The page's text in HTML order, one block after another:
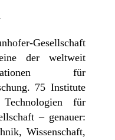
der weltweit
für
75 Institute
Technologien für
– genauer:
Wissenschaft,